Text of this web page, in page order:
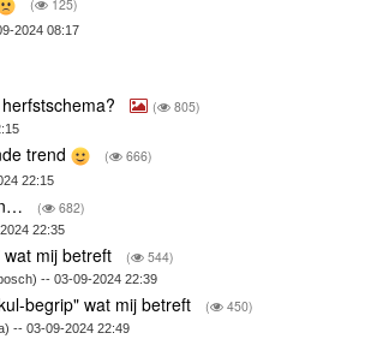
( 125)
2024 08:17
( 805)
trend ( 666)
22:15
( 682)
22:35
mij betreft ( 544)
-- 03-09-2024 22:39
begrip" wat mij betreft ( 450)
-- 03-09-2024 22:49